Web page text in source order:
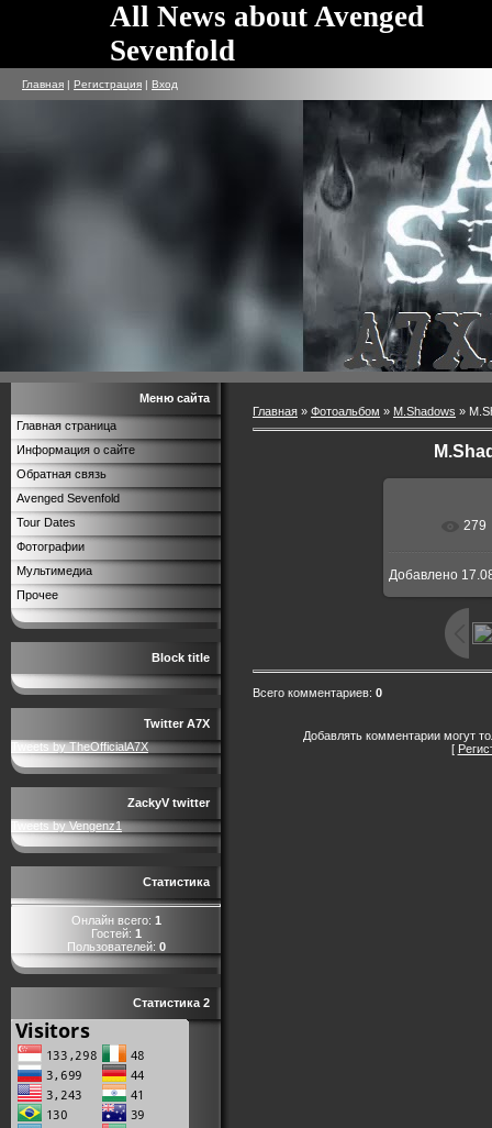
All News about Avenged
Sevenfold
Главная | Регистрация | Вход
Меню сайта
Главная страница
Информация о сайте
Обратная связь
Avenged Sevenfold
Tour Dates
Фотографии
Мультимедиа
Прочее
Block title
Twitter A7X
Tweets by TheOfficialA7X
ZackyV twitter
Tweets by Vengenz1
Статистика
Онлайн всего: 1
Гостей: 1
Пользователей: 0
Статистика 2
Главная » Фотоальбом » M.Shadows »
В 279
Добавлено
Всего комментариев: 0
Добавлять комментарии могут
[